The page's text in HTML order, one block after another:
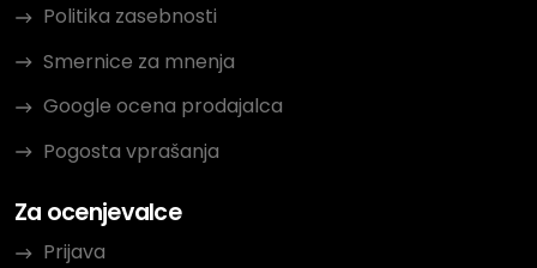
Politika zasebnosti
Smernice za mnenja
Google ocena prodajalca
Pogosta vprašanja
Za ocenjevalce
Prijava